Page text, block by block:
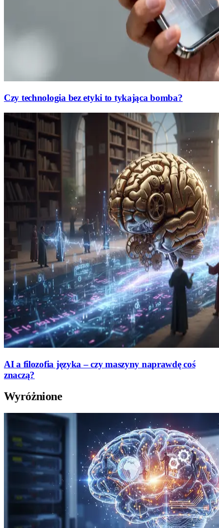
Czy technologia bez etyki to tykająca bomba?
AI a filozofia języka – czy maszyny naprawdę coś
znaczą?
Wyróżnione